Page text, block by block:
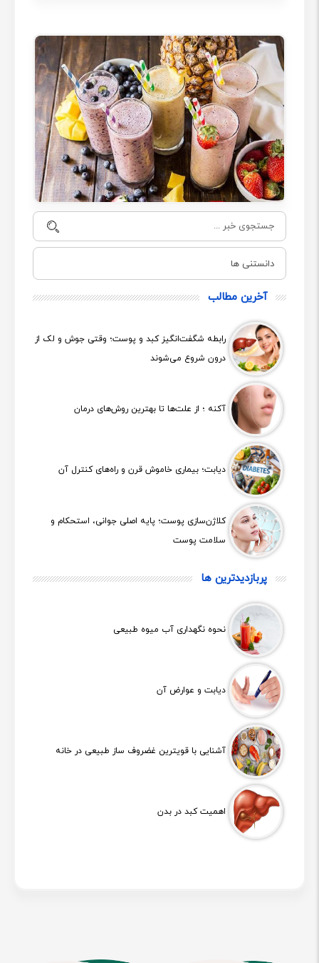
دانستنی ها
آخرین مطالب
رابطه شگفت‌انگیز کبد و پوست؛ وقتی جوش و لک از
درون شروع می‌شوند
آکنه ؛ از علت‌ها تا بهترین روش‌های درمان
دیابت؛ بیماری خاموش قرن و راه‌های کنترل آن
کلاژن‌سازی پوست؛ پایه اصلی جوانی، استحکام و
سلامت پوست
پربازدیدترین ها
نحوه نگهداری آب میوه طبیعی
دیابت و عوارض آن
آشنایی با قویترین غضروف ساز طبیعی در خانه
اهمیت کبد در بدن